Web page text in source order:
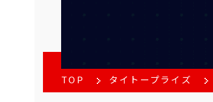
TOP タイトープライズ